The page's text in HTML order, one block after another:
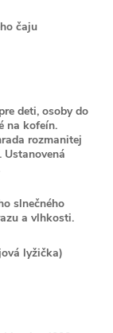
čaju
deti, osoby do
na kofeín.
rozmanitej
Ustanovená
slnečného
a vlhkosti.
lyžička)